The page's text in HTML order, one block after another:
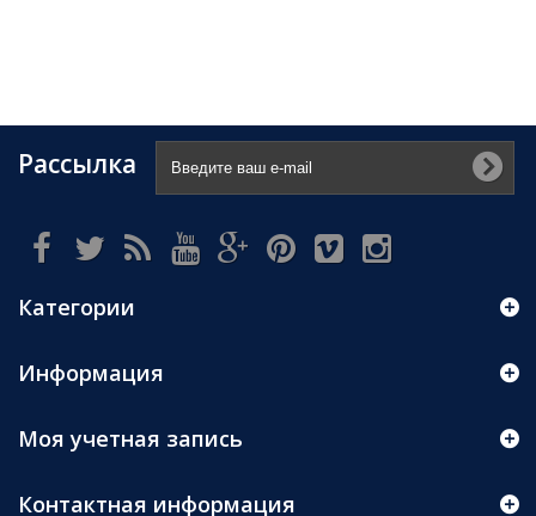
Рассылка
Категории
Информация
Моя учетная запись
Контактная информация